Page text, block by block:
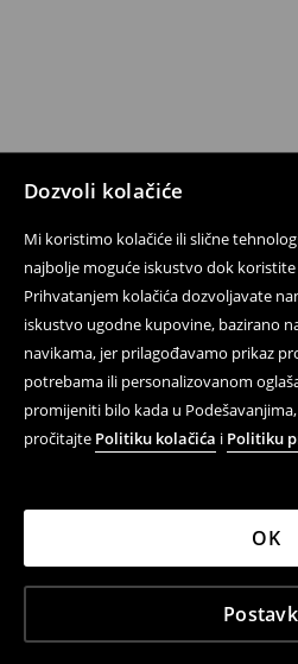
Dozvoli kolačiće
Mi koristimo kolačiće ili slične
najbolje moguće iskustvo dok
Prihvatanjem kolačića dozvoljavate
iskustvo ugodne kupovine, bazirano
navikama, jer prilagođavamo prikaz
potrebama ili personalizovanom
promijeniti bilo kada u
pročitajte Politiku kolačića i Politiku
OK